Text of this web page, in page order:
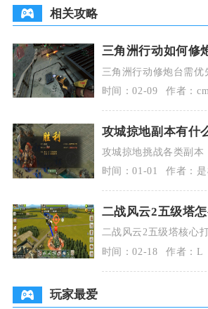
相关攻略
三角洲行动如何修
三角洲行动修炮台需优
依托焊枪工具，在安全
按互动完成修复
时间：02-09 作者：
攻城掠地副本有什
攻城掠地挑战各类副本
速提升角色战力、积累
高阶游戏玩法与
时间：01-01 作者：
二战风云2五级塔
二战风云2五级塔核心
甲抗伤+分阶段破五塔
搭配重型坦克
时间：02-18 作者：L
玩家最爱